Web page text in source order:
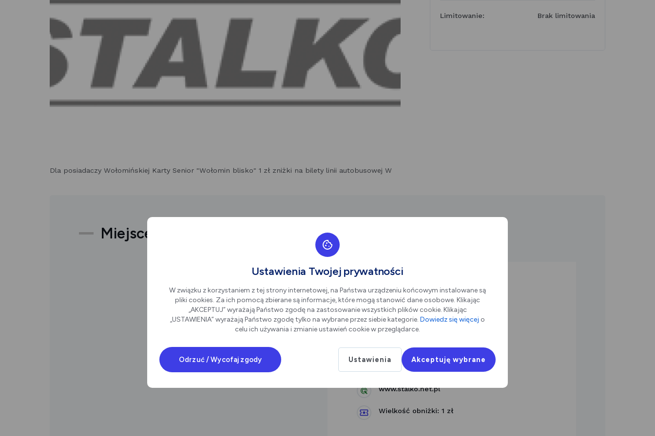
Dla posiadaczy Wołomińskiej Karty Senior "Wołomin blisko" 1 zł zniżki na bilety linii autobusowej W
Limitowanie: Brak limitowania
Miejsce
STALKO
Poniatowskiego 65, 05-200 Zielonka
autobusy@grupastalko.pl
www.stalko.net.pl
Wielkość obniżki: 1 zł
Ustawienia Twojej prywatności
W związku z korzystaniem z tej strony internetowej, na Państwa urządzeniu końcowym instalowane są
pliki cookies. Za ich pomocą zbierane są informacje, które mogą stanowić dane osobowe. Klikając
„AKCEPTUJ” wyrażają Państwo zgodę na zastosowanie wszystkich plików cookie. Klikając
„USTAWIENIA” wyrażają Państwo zgodę tylko na wybrane przez siebie kategorie. Dowiedz się więcej o
celu ich używania i zmianie ustawień cookie w przeglądarce.
Odrzuć / Wycofaj zgody Ustawienia Akceptuję wybrane